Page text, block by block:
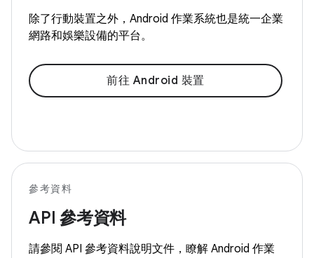
除了行動裝置之外，Android 作業系統也是統一企業
網路和娛樂設備的平台。
前往 Android 裝置
參考資料
API 參考資料
請參閱 API 參考資料說明文件，瞭解 Android 作業